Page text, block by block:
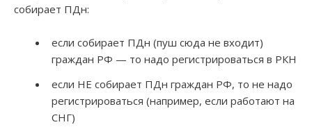
собирает ПДн:
если собирает ПДн (пуш сюда не входит)
граждан РФ — то надо регистрироваться в РКН
если НЕ собирает ПДн граждан РФ, то не надо
регистрироваться (например, если работают на
СНГ)